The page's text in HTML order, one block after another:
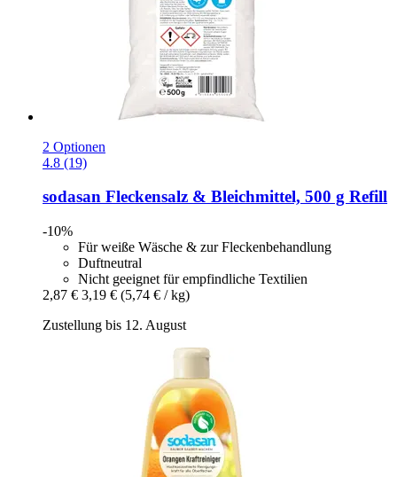
2 Optionen
4.8 (19)
sodasan Fleckensalz & Bleichmittel, 500 g Refill
-10%
Für weiße Wäsche & zur Fleckenbehandlung
Duftneutral
Nicht geeignet für empfindliche Textilien
2,87 € 3,19 € (5,74 € / kg)
Zustellung bis 12. August